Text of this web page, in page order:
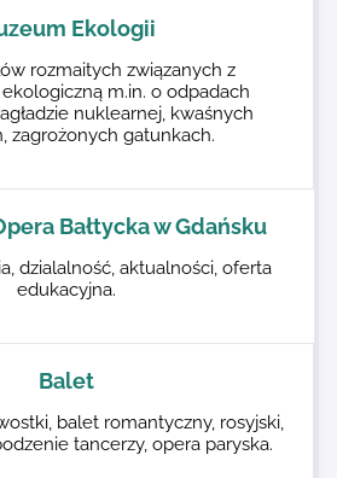
Ekologii
rozmaitych związanych z
m.in. o odpadach
nuklearnej, kwaśnych
zagrożonych gatunkach.
Bałtycka w Gdańsku
dzialalność, aktualności, oferta
edukacyjna.
Balet
balet romantyczny, rosyjski,
tancerzy, opera paryska.